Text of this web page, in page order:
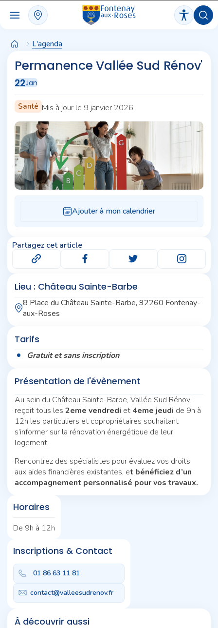
L'agenda
Permanence Vallée Sud Rénov'
22Jan
Santé Mis à jour le 9 janvier 2026
Partagez cet article
Lieu : Château Sainte-Barbe
8 Place du Château Sainte-Barbe, 92260 Fontenay-
aux-Roses
Tarifs
Gratuit et sans inscription
Présentation de l'évènement
Au sein du Château Sainte-Barbe, Vallée Sud Rénov’
reçoit tous les 2eme vendredi et 4eme jeudi de 9h à
12h les particuliers et copropriétaires souhaitant
s’informer sur la rénovation énergétique de leur
logement.
Rencontrez des spécialistes pour évaluez vos droits
aux aides financières existantes, et bénéficiez d’un
accompagnement personnalisé pour vos travaux.
Horaires
De 9h à 12h
Inscriptions & Contact
01 86 63 11 81
contact@valleesudrenov.fr
À découvrir aussi
Panneau de gestion des cookies